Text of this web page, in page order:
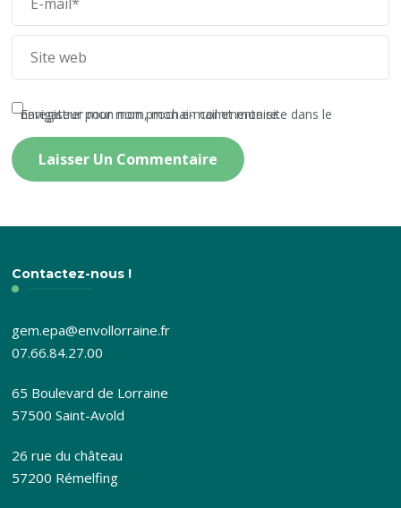
Enregistrer mon nom, mon e-mail et mon site dans le navigateur pour mon prochain commentaire.
Contactez-nous !
gem.epa@envollorraine.fr
07.66.84.27.00
65 Boulevard de Lorraine
57500 Saint-Avold
26 rue du château
57200 Rémelfing